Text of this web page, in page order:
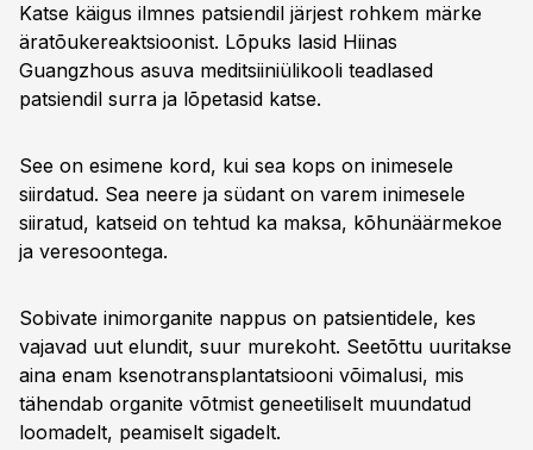
Katse käigus ilmnes patsiendil järjest rohkem märke
äratõukereaktsioonist. Lõpuks lasid Hiinas
Guangzhous asuva meditsiiniülikooli teadlased
patsiendil surra ja lõpetasid katse.
See on esimene kord, kui sea kops on inimesele
siirdatud. Sea neere ja südant on varem inimesele
siiratud, katseid on tehtud ka maksa, kõhunäärmekoe
ja veresoontega.
Sobivate inimorganite nappus on patsientidele, kes
vajavad uut elundit, suur murekoht. Seetõttu uuritakse
aina enam ksenotransplantatsiooni võimalusi, mis
tähendab organite võtmist geneetiliselt muundatud
loomadelt, peamiselt sigadelt.